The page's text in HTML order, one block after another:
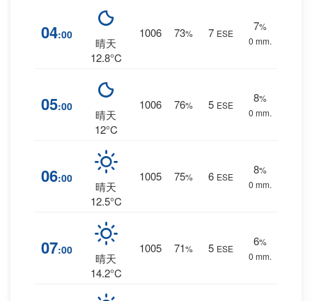
04:00
晴天
12.8°C
1006 73% 7 ESE
7%
0 mm.
05:00
晴天
12°C
1006 76% 5 ESE
8%
0 mm.
06:00
晴天
12.5°C
1005 75% 6 ESE
8%
0 mm.
07:00
晴天
14.2°C
1005 71% 5 ESE
6%
0 mm.